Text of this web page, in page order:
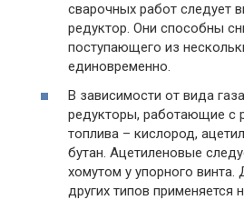
сварочных работ следует
редуктор. Они способны
поступающего из
единовременно.
В зависимости от вида
редукторы, работающие с
топлива – кислород,
бутан. Ацетиленовые
хомутом у упорного
других типов применяется